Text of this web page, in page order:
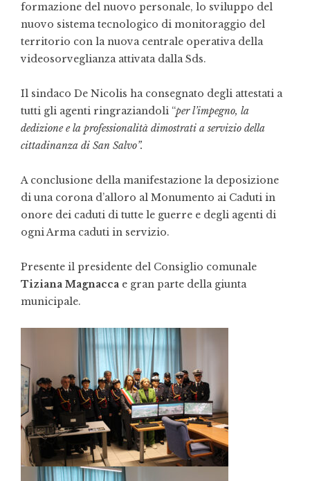
formazione del nuovo personale, lo sviluppo del
nuovo sistema tecnologico di monitoraggio del
territorio con la nuova centrale operativa della
videosorveglianza attivata dalla Sds.
Il sindaco De Nicolis ha consegnato degli attestati a
tutti gli agenti ringraziandoli “per l’impegno, la
dedizione e la professionalità dimostrati a servizio della
cittadinanza di San Salvo”.
A conclusione della manifestazione la deposizione
di una corona d’alloro al Monumento ai Caduti in
onore dei caduti di tutte le guerre e degli agenti di
ogni Arma caduti in servizio.
Presente il presidente del Consiglio comunale
Tiziana Magnacca e gran parte della giunta
municipale.